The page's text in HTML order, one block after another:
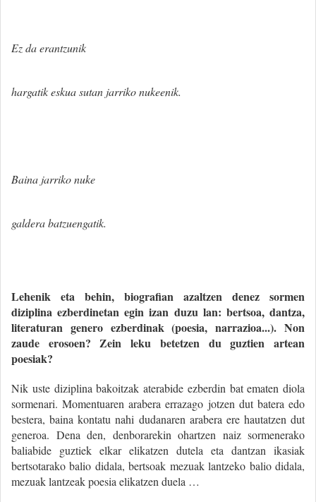
Ez da erantzunik
hargatik eskua sutan jarriko nukeenik.
Baina jarriko nuke
galdera batzuengatik.
Lehenik eta behin, biografian azaltzen denez sormen
diziplina ezberdinetan egin izan duzu lan: bertsoa, dantza,
literaturan genero ezberdinak (poesia, narrazioa...). Non
zaude erosoen? Zein leku betetzen du guztien artean
poesiak?
Nik uste diziplina bakoitzak aterabide ezberdin bat ematen diola
sormenari. Momentuaren arabera errazago jotzen dut batera edo
bestera, baina kontatu nahi dudanaren arabera ere hautatzen dut
generoa. Dena den, denborarekin ohartzen naiz sormenerako
baliabide guztiek elkar elikatzen dutela eta dantzan ikasiak
bertsotarako balio didala, bertsoak mezuak lantzeko balio didala,
mezuak lantzeak poesia elikatzen duela …